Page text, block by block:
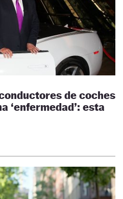
de coches
‘enfermedad’: esta